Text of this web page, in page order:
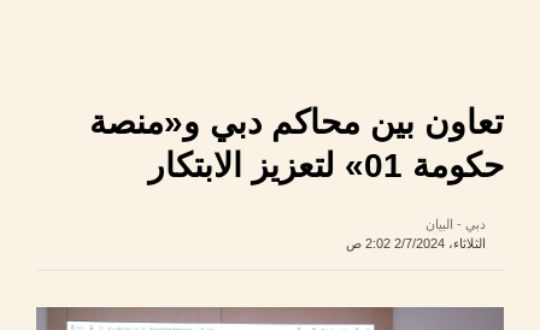
تعاون بين محاكم دبي و«منصة
حكومة 01» لتعزيز الابتكار
دبي - البيان
الثلاثاء، 2/7/2024 2:02 ص